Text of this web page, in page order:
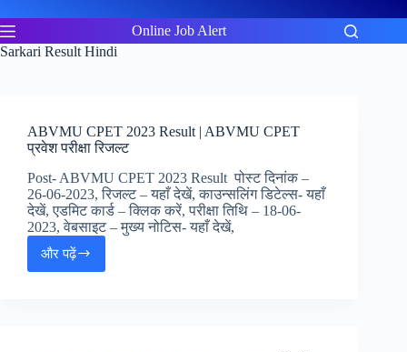
to
content
Online Job Alert
Sarkari Result Hindi
ABVMU CPET 2023 Result | ABVMU CPET
प्रवेश परीक्षा रिजल्ट
Post- ABVMU CPET 2023 Result पोस्ट दिनांक –
26-06-2023, रिजल्ट – यहाँ देखें, काउन्सलिंग डिटेल्स- यहाँ
देखें, एडमिट कार्ड – क्लिक करें, परीक्षा तिथि – 18-06-
2023, वेबसाइट – मुख्य नोटिस- यहाँ देखें,
और पढ़ेंABVMU